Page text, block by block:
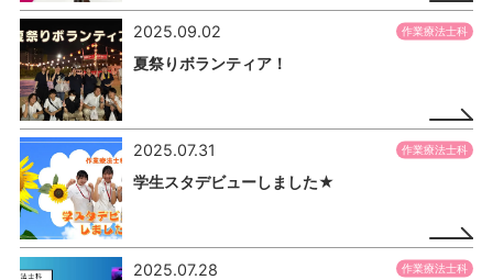
2025.09.02
夏祭りボランティア！
作業療法士科
2025.07.31
学生スタデビューしました★
作業療法士科
2025.07.28
作業療法士科